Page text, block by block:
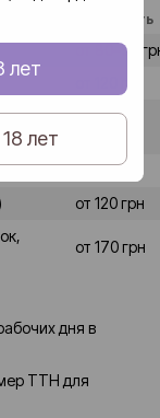
лет
лет
Стоимость
от 80–90
от 90-100
от 130 грн
от 120 грн
от 170 грн
дня в
ТТН для